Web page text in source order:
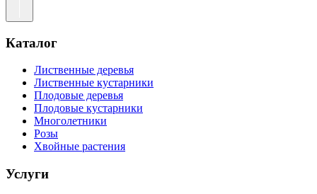
Каталог
Лиственные деревья
Лиственные кустарники
Плодовые деревья
Плодовые кустарники
Многолетники
Розы
Хвойные растения
Услуги